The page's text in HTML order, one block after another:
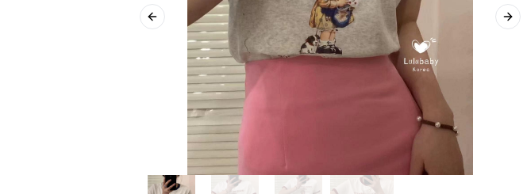
Previous slide